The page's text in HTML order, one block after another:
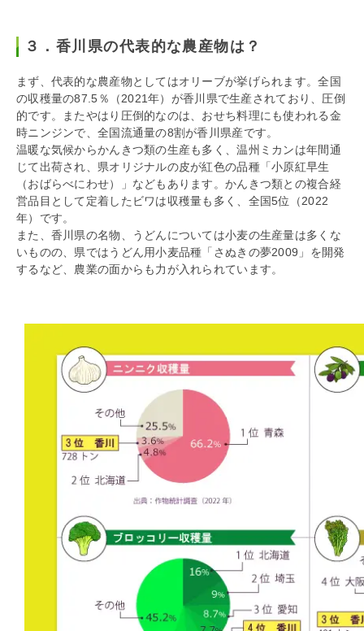
３．香川県の代表的な農産物は？
まず、代表的な農産物としてはオリーブが挙げられます。全国
の収穫量の87.5％（2021年）が香川県で生産されており、圧倒
的です。またやはり圧倒的なのは、おせち料理にも使われる金
時ニンジンで、全国流通量の8割が香川県産です。
温暖な気候からかんきつ類の生産も多く、温州ミカンは年間通
じて出荷され、県オリジナルの皮が紅色の品種「小原紅早生
（おばらべにわせ）」などもあります。かんきつ類との複合経
営品目として定着したビワは収穫量も多く、全国5位（2022
年）です。
また、香川県の名物、うどんについては小麦の生産量は多くな
いものの、県ではうどん用小麦品種「さぬきの夢2009」を開発
するなど、農業の面からも力が入れられています。